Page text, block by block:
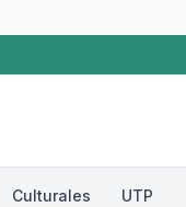
Culturales UTP